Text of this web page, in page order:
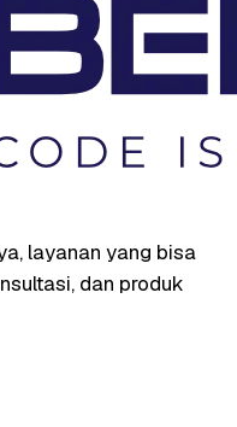
layanan yang bisa
dan produk